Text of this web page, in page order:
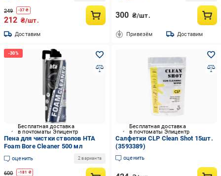
249 -37 ₴
212 ₴/шт.
Доставим
300 ₴/шт.
Привезём Доставим
Бесплатная доставка
в почтоматы Эпицентр
Пена для чистки стволов HTA
Foam Bore Cleaner 500 мл
оценить 2 варианта
600 -181 ₴
Бесплатная доставка
в почтоматы Эпицентр
Салфетки CLP Clean Shot 15шт.
(3593389)
оценить